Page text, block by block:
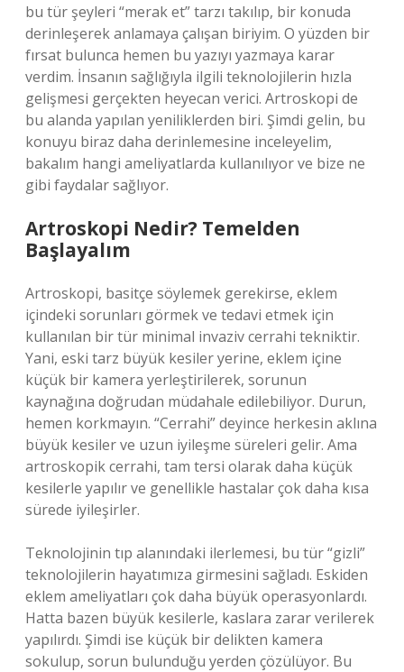
bu tür şeyleri “merak et” tarzı takılıp, bir konuda
derinleşerek anlamaya çalışan biriyim. O yüzden bir
fırsat bulunca hemen bu yazıyı yazmaya karar
verdim. İnsanın sağlığıyla ilgili teknolojilerin hızla
gelişmesi gerçekten heyecan verici. Artroskopi de
bu alanda yapılan yeniliklerden biri. Şimdi gelin, bu
konuyu biraz daha derinlemesine inceleyelim,
bakalım hangi ameliyatlarda kullanılıyor ve bize ne
gibi faydalar sağlıyor.
Artroskopi Nedir? Temelden
Başlayalım
Artroskopi, basitçe söylemek gerekirse, eklem
içindeki sorunları görmek ve tedavi etmek için
kullanılan bir tür minimal invaziv cerrahi tekniktir.
Yani, eski tarz büyük kesiler yerine, eklem içine
küçük bir kamera yerleştirilerek, sorunun
kaynağına doğrudan müdahale edilebiliyor. Durun,
hemen korkmayın. “Cerrahi” deyince herkesin aklına
büyük kesiler ve uzun iyileşme süreleri gelir. Ama
artroskopik cerrahi, tam tersi olarak daha küçük
kesilerle yapılır ve genellikle hastalar çok daha kısa
sürede iyileşirler.
Teknolojinin tıp alanındaki ilerlemesi, bu tür “gizli”
teknolojilerin hayatımıza girmesini sağladı. Eskiden
eklem ameliyatları çok daha büyük operasyonlardı.
Hatta bazen büyük kesilerle, kaslara zarar verilerek
yapılırdı. Şimdi ise küçük bir delikten kamera
sokulup, sorun bulunduğu yerden çözülüyor. Bu